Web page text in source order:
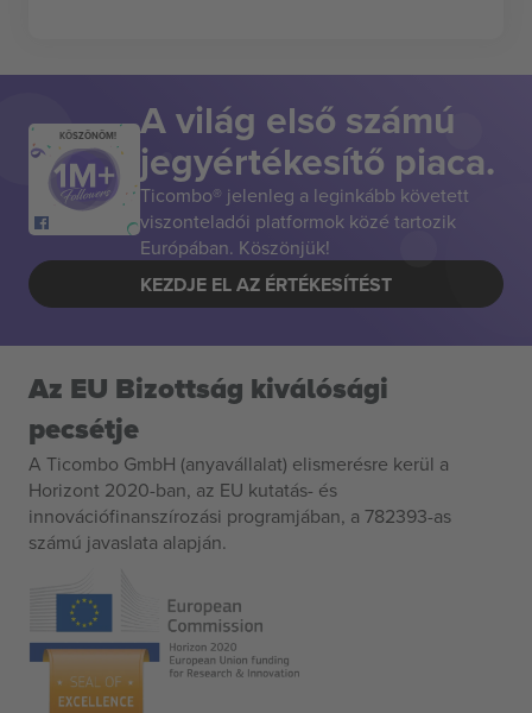
KÖSZÖNÖM! A világ első számú
jegyértékesítő piaca.
Ticombo® jelenleg a leginkább követett
viszonteladói platformok közé tartozik
Európában. Köszönjük!
KEZDJE EL AZ ÉRTÉKESÍTÉST
Az EU Bizottság kiválósági
pecsétje
A Ticombo GmbH (anyavállalat) elismerésre kerül a
Horizont 2020-ban, az EU kutatás- és
innovációfinanszírozási programjában, a 782393-as
számú javaslata alapján.